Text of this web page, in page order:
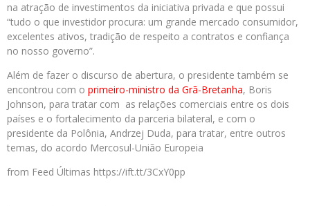
na atração de investimentos da iniciativa privada e que possui
“tudo o que investidor procura: um grande mercado consumidor,
excelentes ativos, tradição de respeito a contratos e confiança
no nosso governo”.
Além de fazer o discurso de abertura, o presidente também se
encontrou com o primeiro-ministro da Grã-Bretanha, Boris
Johnson, para tratar com as relações comerciais entre os dois
países e o fortalecimento da parceria bilateral, e com o
presidente da Polônia, Andrzej Duda, para tratar, entre outros
temas, do acordo Mercosul-União Europeia
from Feed Últimas https://ift.tt/3CxY0pp